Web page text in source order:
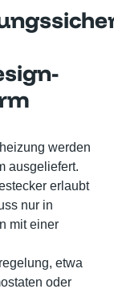
werden
ausgeliefert.
erlaubt
nur in
mit einer
etwa
oder